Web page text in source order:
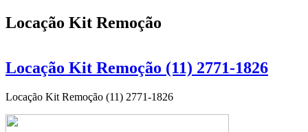
Locação Kit Remoção
Locação Kit Remoção (11) 2771-1826
Locação Kit Remoção (11) 2771-1826